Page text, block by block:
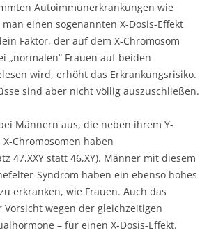
Autoimmunerkrankungen wie
einen sogenannten X-Dosis-Effekt
Faktor, der auf dem X-Chromosom
„normalen“ Frauen auf beiden
wird, erhöht das Erkrankungsrisiko.
sind aber nicht völlig auszuschließen.
Männern aus, die neben ihrem Y-
Chromosomen haben
47,XXY statt 46,XY). Männer mit diesem
Syndrom haben ein ebenso hohes
erkranken, wie Frauen. Auch das
wegen der gleichzeitigen
– für einen X-Dosis-Effekt.